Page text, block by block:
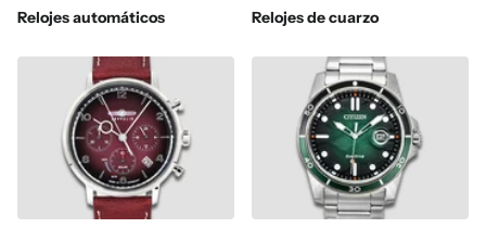
Relojes automáticos Relojes de cuarzo